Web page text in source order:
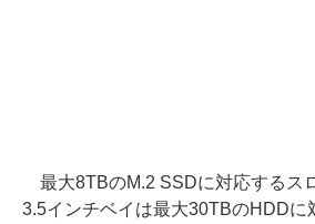
最大8TBのM.2 SSDに対応するス
3.5インチベイは最大30TBのHDDに